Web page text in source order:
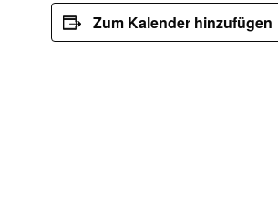
Zum Kalender hinzufügen